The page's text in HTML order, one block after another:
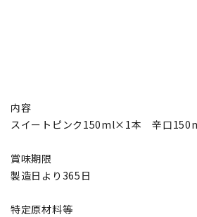
内容
スイートピンク150ml×1本 辛口
賞味期限
製造日より365日
特定原材料等